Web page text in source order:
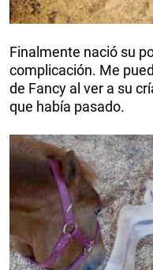
Finalmente nació su
complicación. Me
de Fancy al ver a su
que había pasado.